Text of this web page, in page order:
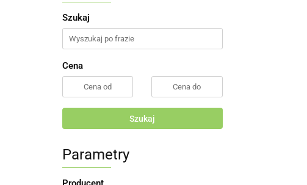
Szukaj
Cena
Szukaj
Parametry